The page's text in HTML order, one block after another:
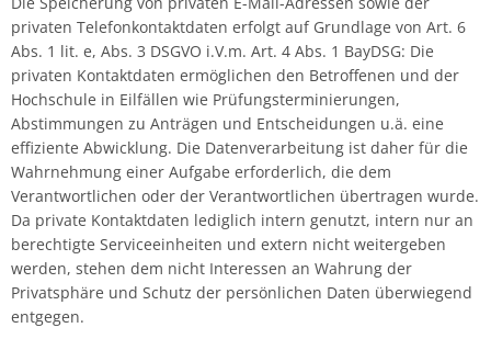
privaten Telefonkontaktdaten erfolgt auf Grundlage von Art. 6
Abs. 1 lit. e, Abs. 3 DSGVO i.V.m. Art. 4 Abs. 1 BayDSG: Die
privaten Kontaktdaten ermöglichen den Betroffenen und der
Hochschule in Eilfällen wie Prüfungsterminierungen,
Abstimmungen zu Anträgen und Entscheidungen u.ä. eine
effiziente Abwicklung. Die Datenverarbeitung ist daher für die
Wahrnehmung einer Aufgabe erforderlich, die dem
Verantwortlichen oder der Verantwortlichen übertragen wurde.
Da private Kontaktdaten lediglich intern genutzt, intern nur an
berechtigte Serviceeinheiten und extern nicht weitergeben
werden, stehen dem nicht Interessen an Wahrung der
Privatsphäre und Schutz der persönlichen Daten überwiegend
entgegen.